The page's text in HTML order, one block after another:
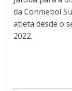
da Conmebol
atleta desde o
2022.